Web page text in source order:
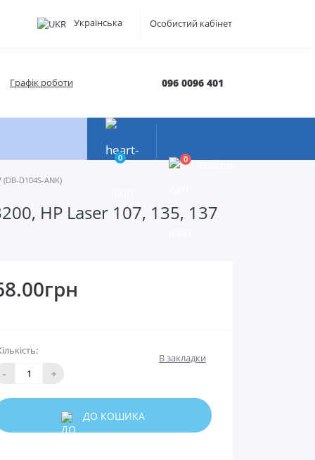
Українська Особистий кабінет
Графік роботи 096 0096 401
0 0
D104S-ANK)
HP Laser 107, 135, 137
-
+
В закладки
ДО КОШИКА